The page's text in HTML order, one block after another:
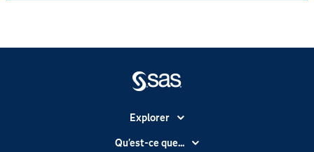
Explorer
Accessibilité
Qu'est-ce que...